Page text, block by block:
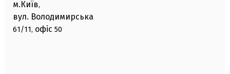
м.Київ,
вул. Володимирська
61/11, офіс 50